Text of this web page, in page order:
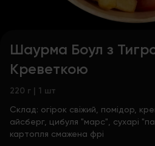
Шаурма Боул з
Креветкою
220 г | 1 шт
Склад: огірок свіжий, помідор,
айсберг, цибуля "марс", сухарі
картопля смажена фрі